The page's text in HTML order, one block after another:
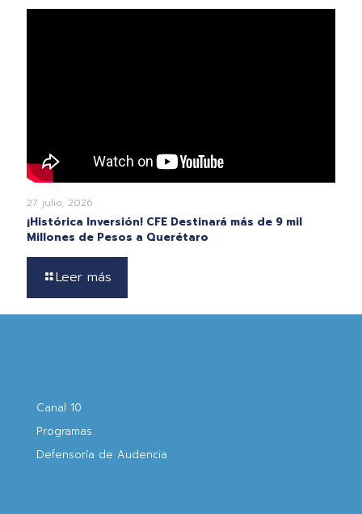
27 julio, 2026
¡Histórica Inversión! CFE Destinará más de 9 mil
Millones de Pesos a Querétaro
Leer más
Canal 10
Programas
Defensoría de Audencia